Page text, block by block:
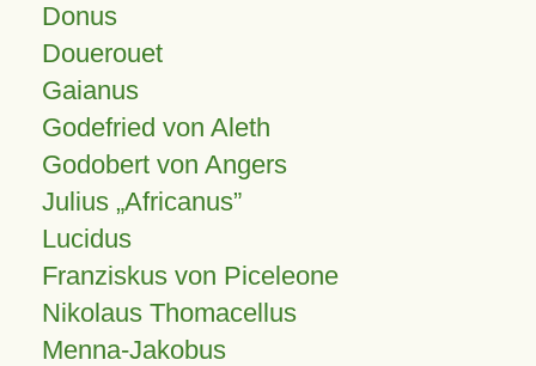
Donus
Douerouet
Gaianus
Godefried von Aleth
Godobert von Angers
Julius Africanus
Lucidus
Franziskus von Piceleone
Nikolaus Thomacellus
Menna-Jakobus